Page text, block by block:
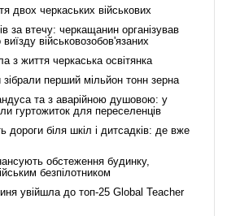
двох черкаських військових
за втечу: черкащанин організував
військовозобов'язаних
з життя черкаська освітянка
перший мільйон тонн зерна
та з аварійною душовою: у
гуртожиток для переселенців
дороги біля шкіл і дитсадків: де вже
обстеження будинку,
безпілотником
увійшла до топ-25 Global Teacher